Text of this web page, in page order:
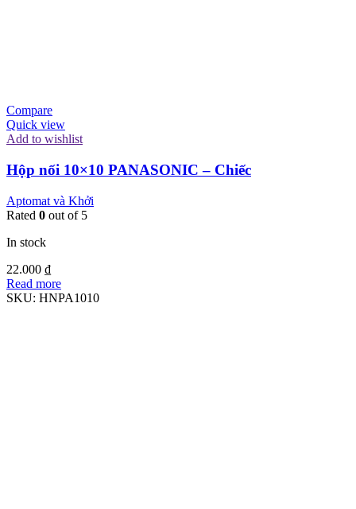
Compare
Quick view
Add to wishlist
Hộp nối 10×10 PANASONIC – Chiếc
Aptomat và Khởi
Rated 0 out of 5
In stock
22.000 ₫
Read more
SKU: HNPA1010